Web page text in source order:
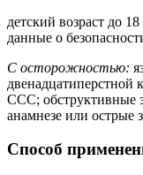
детский возраст до
данные о
С осторожностью:
двенадцатиперстной
ССС; обструктивные
анамнезе или острые
Способ